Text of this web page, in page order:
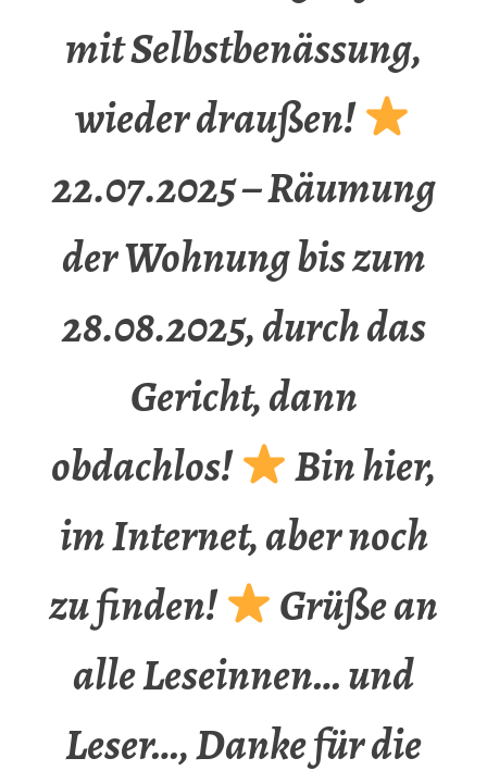
mit Selbstbenässung,
wieder draußen!
22.07.2025 – Räumung
der Wohnung bis zum
28.08.2025, durch das
Gericht, dann
obdachlos!
Bin hier,
im Internet, aber noch
zu finden!
Grüße an
alle Leseinnen… und
Leser…, Danke für die